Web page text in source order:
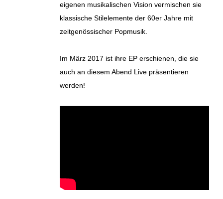
eigenen musikalischen Vision vermischen sie
klassische Stilelemente der 60er Jahre mit
zeitgenössischer Popmusik.
Im März 2017 ist ihre EP erschienen, die sie
auch an diesem Abend Live präsentieren
werden!